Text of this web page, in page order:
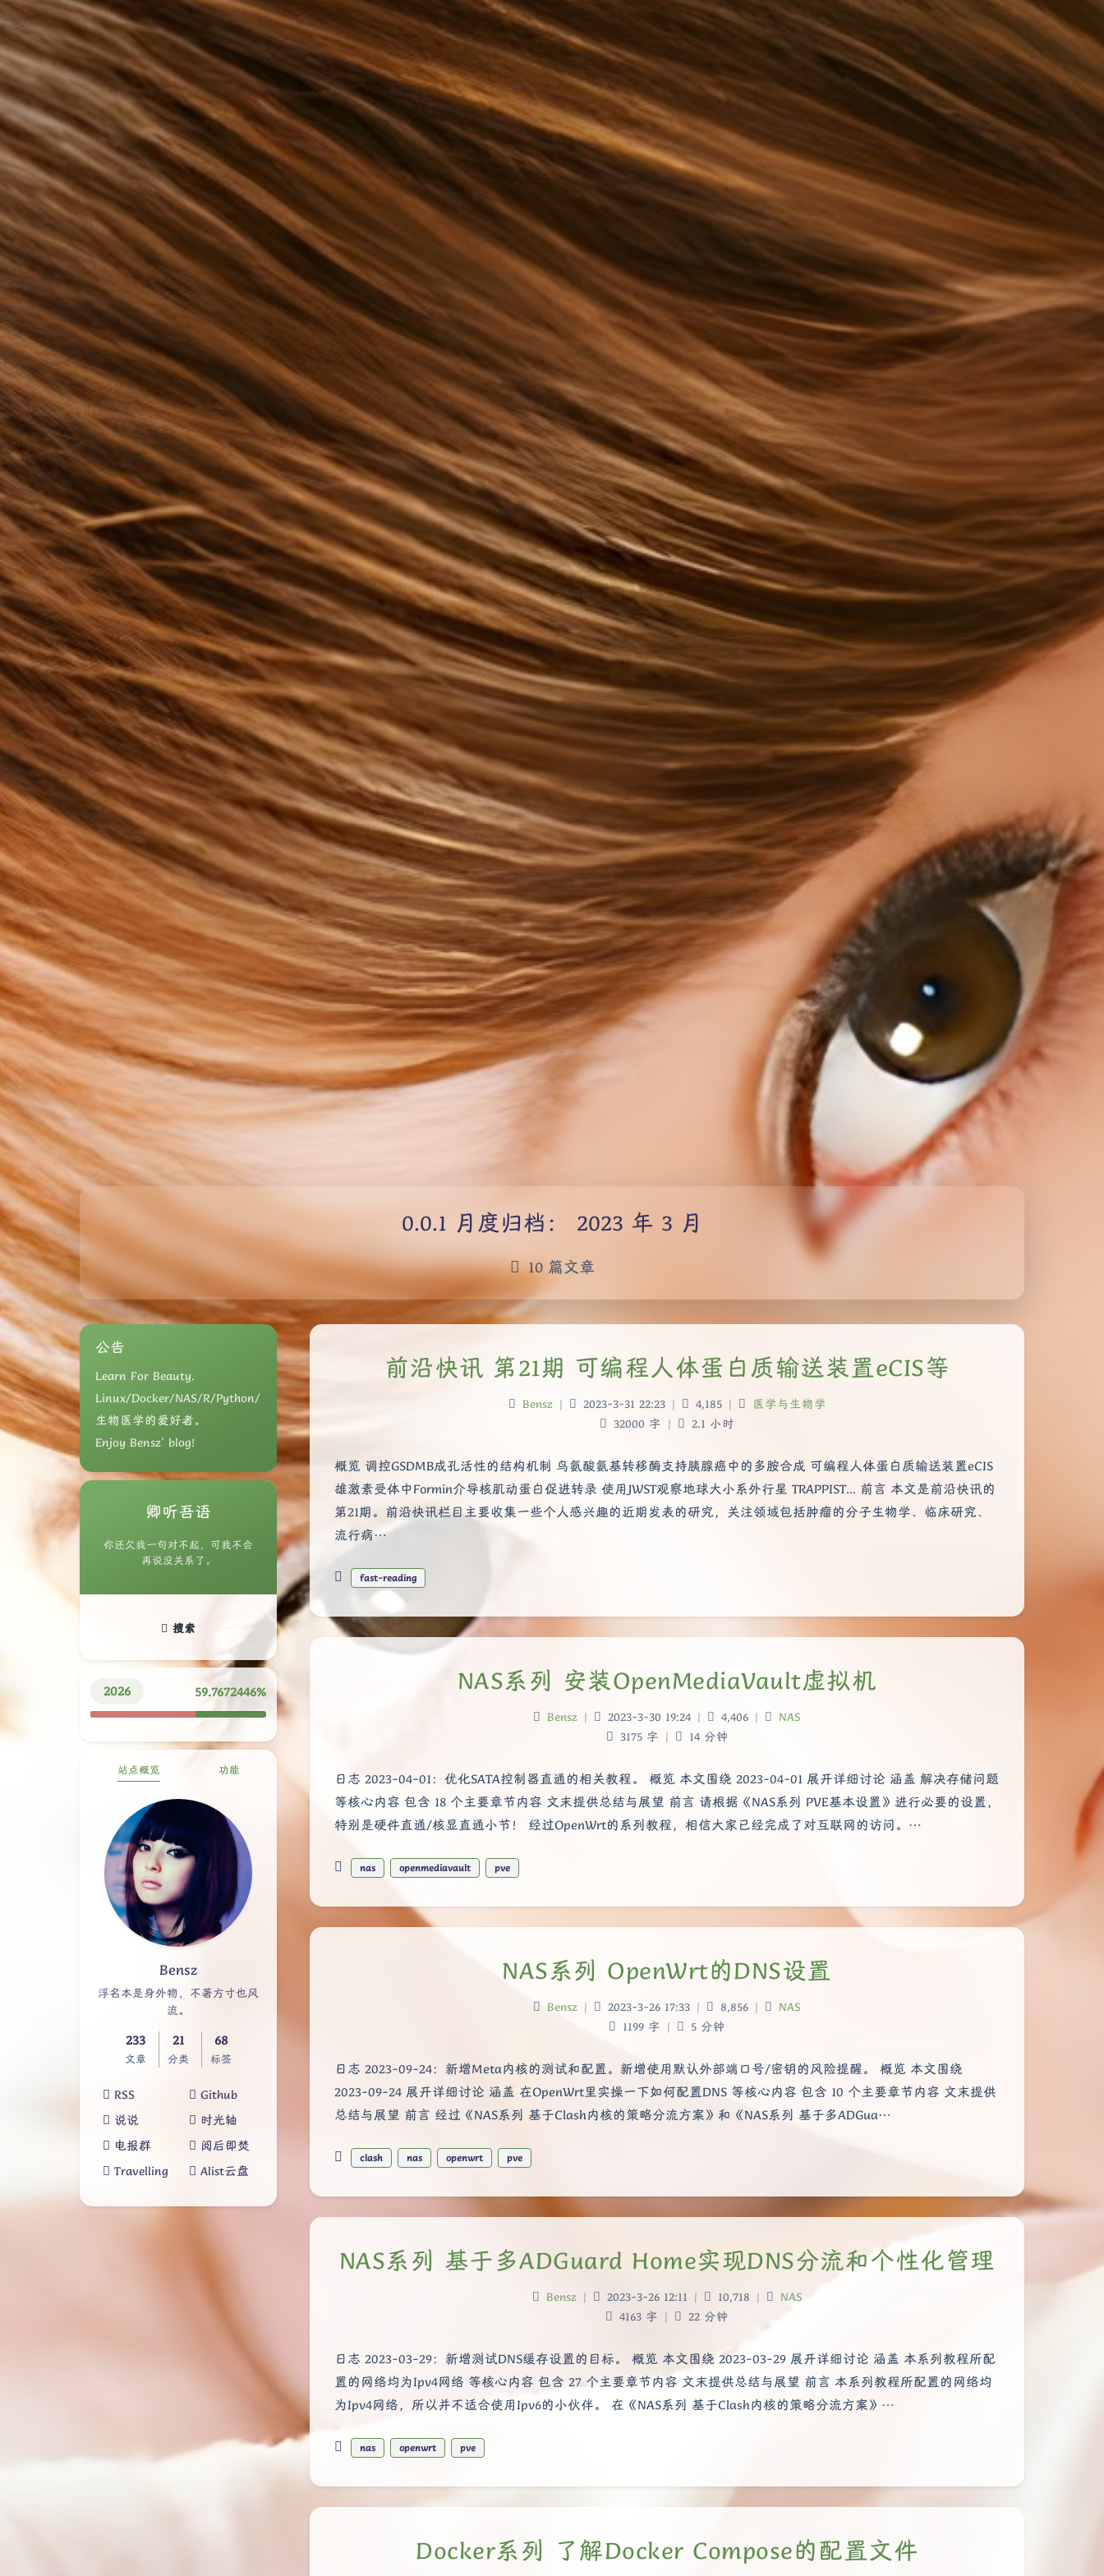
月度归档： 2023 年 3 月
10 篇文章
公告
Learn For Beauty.
Linux/Docker/NAS/R/Python/
生物医学的爱好者。
Enjoy Bensz' blog!
卿听吾语
你还欠我一句对不起，可我不会
再说没关系了。
搜索
2026 59.7672541%
站点概览 功能
Bensz
浮名本是身外物，不著方寸也风
流。
233
文章
21
分类
68
标签
RSS
Github
说说
时光轴
电报群
阅后即焚
Travelling
Alist云盘
前沿快讯 第21期 可编程人体蛋白质输送装置eCIS等
Bensz | 2023-3-31 22:23 | 4,185 |
医学与生物学
32000 字 | 2.1 小时
概览 调控GSDMB成孔活性的结构机制 鸟氨酸氨基转移酶支持胰腺癌中的多胺合成 可编程人体蛋白质输送装置eCIS
雄激素受体中Formin介导核肌动蛋白促进转录 使用JWST观察地球大小系外行星 TRAPPIST... 前言 本文是前沿快讯的
第21期。前沿快讯栏目主要收集一些个人感兴趣的近期发表的研究，关注领域包括肿瘤的分子生物学、临床研究、
流行病…
fast-reading
NAS系列 安装OpenMediaVault虚拟机
Bensz | 2023-3-30 19:24 | 4,406 |
NAS
3175 字 | 14 分钟
日志 2023-04-01：优化SATA控制器直通的相关教程。 概览 本文围绕 2023-04-01 展开详细讨论 涵盖 解决存储问题
等核心内容 包含 18 个主要章节内容 文末提供总结与展望 前言 请根据《NAS系列 PVE基本设置》进行必要的设置，
特别是硬件直通/核显直通小节！ 经过OpenWrt的系列教程，相信大家已经完成了对互联网的访问。…
nas openmediavault pve
NAS系列 OpenWrt的DNS设置
Bensz | 2023-3-26 17:33 | 8,856 |
NAS
1199 字 | 5 分钟
日志 2023-09-24：新增Meta内核的测试和配置。新增使用默认外部端口号/密钥的风险提醒。 概览 本文围绕
2023-09-24 展开详细讨论 涵盖 在OpenWrt里实操一下如何配置DNS 等核心内容 包含 10 个主要章节内容 文末提供
总结与展望 前言 经过《NAS系列 基于Clash内核的策略分流方案》和《NAS系列 基于多ADGua…
clash nas openwrt pve
NAS系列 基于多ADGuard Home实现DNS分流和个性化管理
Bensz | 2023-3-26 12:11 | 10,718 |
NAS
4163 字 | 22 分钟
日志 2023-03-29：新增测试DNS缓存设置的目标。 概览 本文围绕 2023-03-29 展开详细讨论 涵盖 本系列教程所配
置的网络均为Ipv4网络 等核心内容 包含 27 个主要章节内容 文末提供总结与展望 前言 本系列教程所配置的网络均
为Ipv4网络，所以并不适合使用Ipv6的小伙伴。 在《NAS系列 基于Clash内核的策略分流方案》…
nas openwrt pve
Docker系列 了解Docker Compose的配置文件